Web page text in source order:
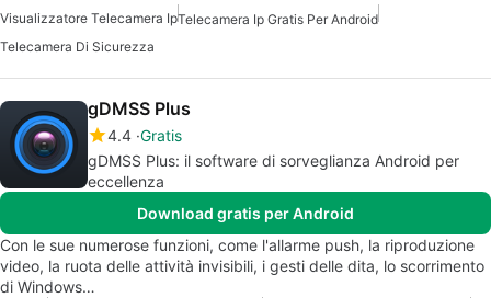
Visualizzatore Telecamera IpTelecamera Ip Gratis Per Android
Telecamera Di Sicurezza
gDMSS Plus
4.4 Gratis
gDMSS Plus: il software di sorveglianza Android per
eccellenza
Download gratis per Android
Con le sue numerose funzioni, come l'allarme push, la riproduzione
video, la ruota delle attività invisibili, i gesti delle dita, lo scorrimento
di Windows…